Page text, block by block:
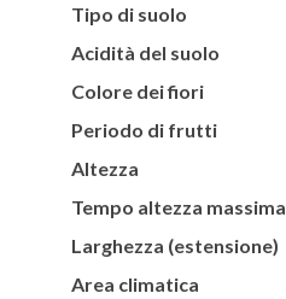
Tipo di suolo
Acidità del suolo
Colore dei fiori
Periodo di frutti
Altezza
Tempo altezza massima
Larghezza (estensione)
Area climatica